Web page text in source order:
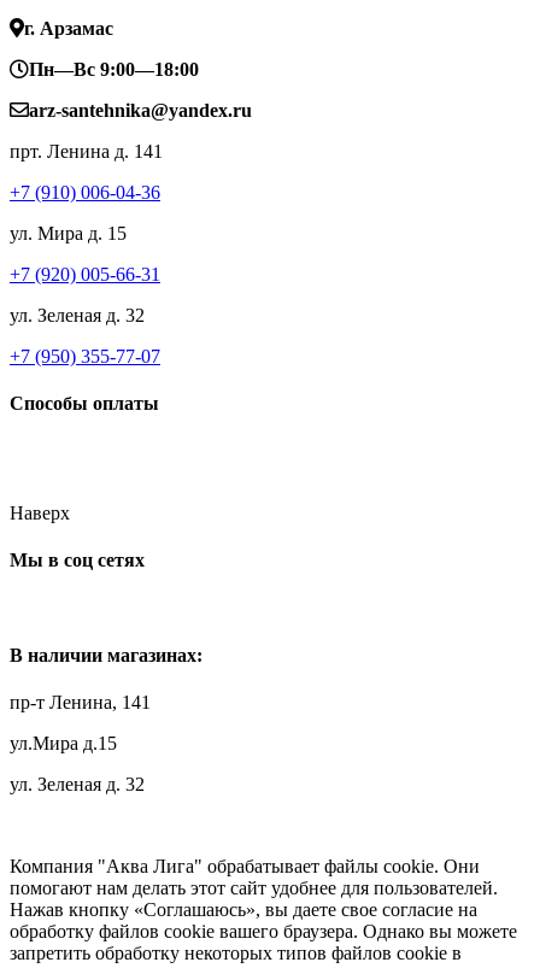
г. Арзамас
Пн—Вс 9:00—18:00
arz-santehnika@yandex.ru
прт. Ленина д. 141
+7 (910) 006-04-36
ул. Мира д. 15
+7 (920) 005-66-31
ул. Зеленая д. 32
+7 (950) 355-77-07
Способы оплаты
Наверх
Мы в соц сетях
В наличии магазинах:
пр-т Ленина, 141
ул.Мира д.15
ул. Зеленая д. 32
Компания "Аква Лига" обрабатывает файлы cookie. Они
помогают нам делать этот сайт удобнее для пользователей.
Нажав кнопку «Соглашаюсь», вы даете свое согласие на
обработку файлов cookie вашего браузера. Однако вы можете
запретить обработку некоторых типов файлов cookie в